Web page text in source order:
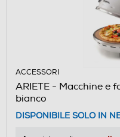
ACCESSORI
ARIETE - Macchine e
bianco
DISPONIBILE SOLO IN